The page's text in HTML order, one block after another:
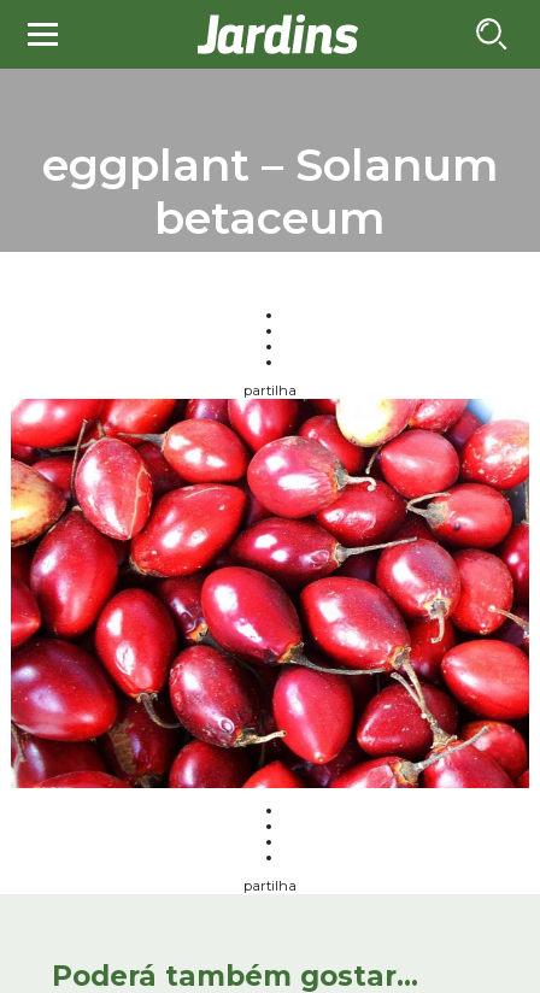
eggplant – Solanum
betaceum
partilha
partilha
Poderá também gostar...